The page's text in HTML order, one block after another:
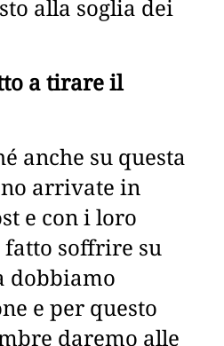
alla soglia dei
a tirare il
anche su questa
arrivate in
e con i loro
soffrire su
dobbiamo
e per questo
daremo alle